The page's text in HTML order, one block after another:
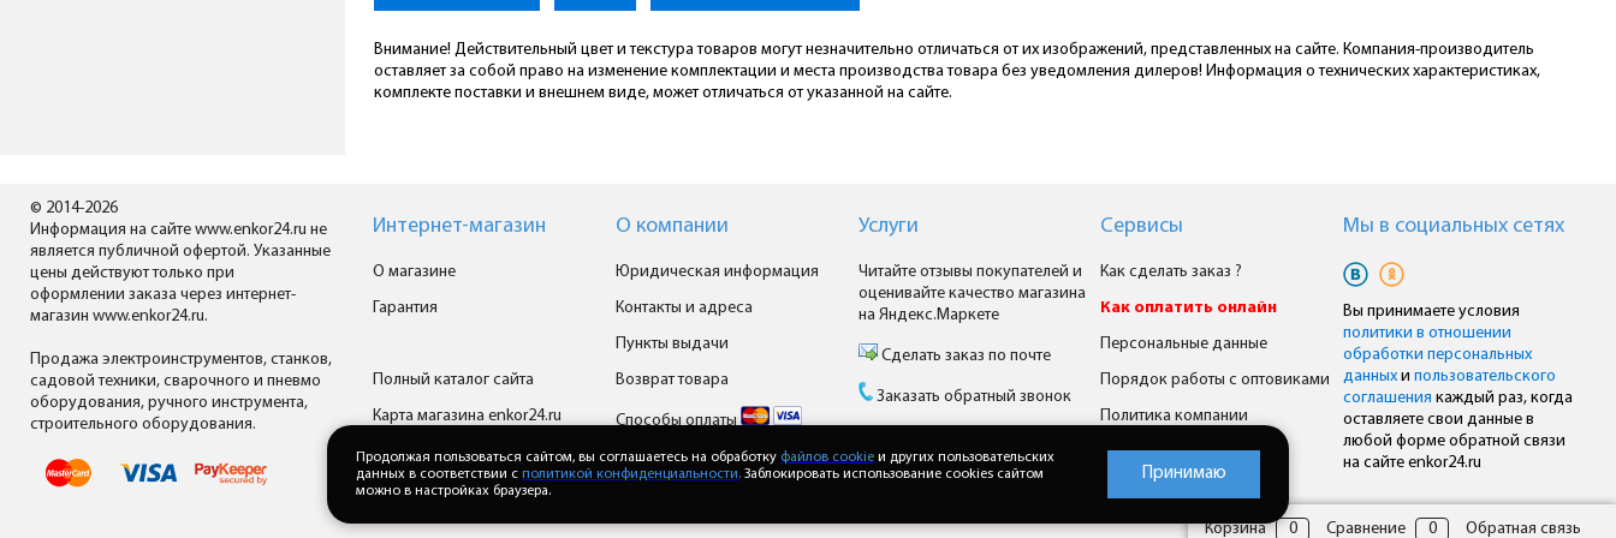
Внимание! Действительный цвет и текстура товаров могут незначительно отличаться от их изображений, представленных на сайте. Компания-производитель
оставляет за собой право на изменение комплектации и места производства товара без уведомления дилеров! Информация о технических характеристиках,
комплекте поставки и внешнем виде, может отличаться от указанной на сайте.
© 2014-2026
Информация на сайте www.enkor24.ru не
является публичной офертой. Указанные
цены действуют только при
оформлении заказа через интернет-
магазин www.enkor24.ru.
Продажа электроинструментов, станков,
садовой техники, сварочного и пневмо
оборудования, ручного инструмента,
строительного оборудования.
Интернет-магазин
О магазине
Гарантия
Полный каталог сайта
Карта магазина enkor24.ru
Все производители
Скачать прайс-лист
О компании
Юридическая информация
Контакты и адреса
Пункты выдачи
Возврат товара
Способы оплаты
Доставка
Услуги
Читайте отзывы покупателей и
оценивайте качество магазина
на Яндекс.Маркете
Сделать заказ по почте
Заказать обратный звонок
Сервисы
Как сделать заказ ?
Как оплатить онлайн
Персональные данные
Порядок работы с оптовиками
Политика компании
Комплексное снабжение
Мы в cоциальных сетях
Вы принимаете условия
политики в отношении
обработки персональных
данных ипользовательского
соглашения каждый раз, когда
оставляете свои данные в
любой форме обратной связи
на сайте enkor24.ru
Корзина 0 Сравнение 0 Обратная связь
Продолжая пользоваться сайтом, вы соглашаетесь на обработку файлов cookie и других пользовательских
данных в соответствии с политикой конфиденциальности. Заблокировать использование cookies сайтом
можно в настройках браузера.
Принимаю